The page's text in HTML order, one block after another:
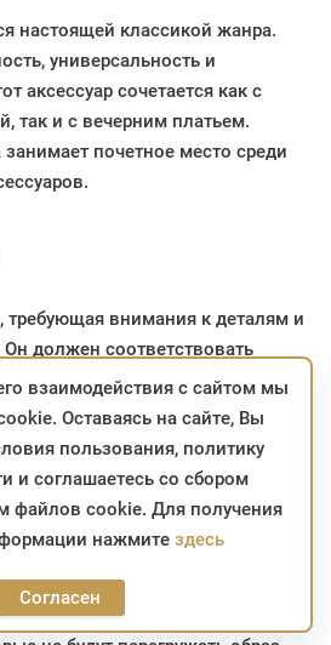
настоящей классикой жанра.
универсальность и
аксессуар сочетается как с
так и с вечерним платьем.
почетное место среди
требующая внимания к деталям и
должен соответствовать
поэтому нужно учитывать
плюсы фигуры или
недостатки. Например, женщины с
могут выбрать модели
– прямоугольные или
силуэт.
подойдут компактные сумочки
взаимодействия с сайтом мы
Оставаясь на сайте, Вы
пользования, политику
и соглашаетесь со сбором
файлов cookie. Для получения
нажмите здесь
Согласен